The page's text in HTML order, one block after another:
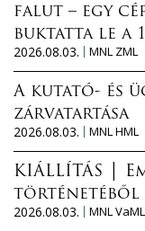
falut – egy
buktatta le a
2026.08.03.
MNL ZML
A kutató- és
zárvatartása
2026.08.03.
MNL HML
KIÁLLÍTÁS │
történetéből
2026.08.03.
MNL VaML